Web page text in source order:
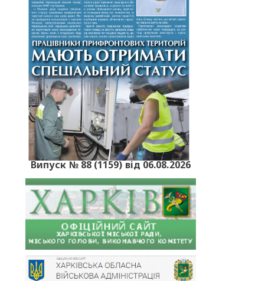
Випуск № 88 (1159) від 06.08.2026